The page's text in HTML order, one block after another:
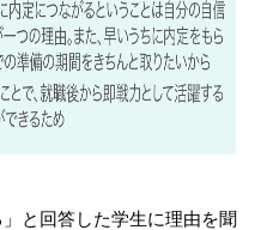
と回答した学生に理由を聞